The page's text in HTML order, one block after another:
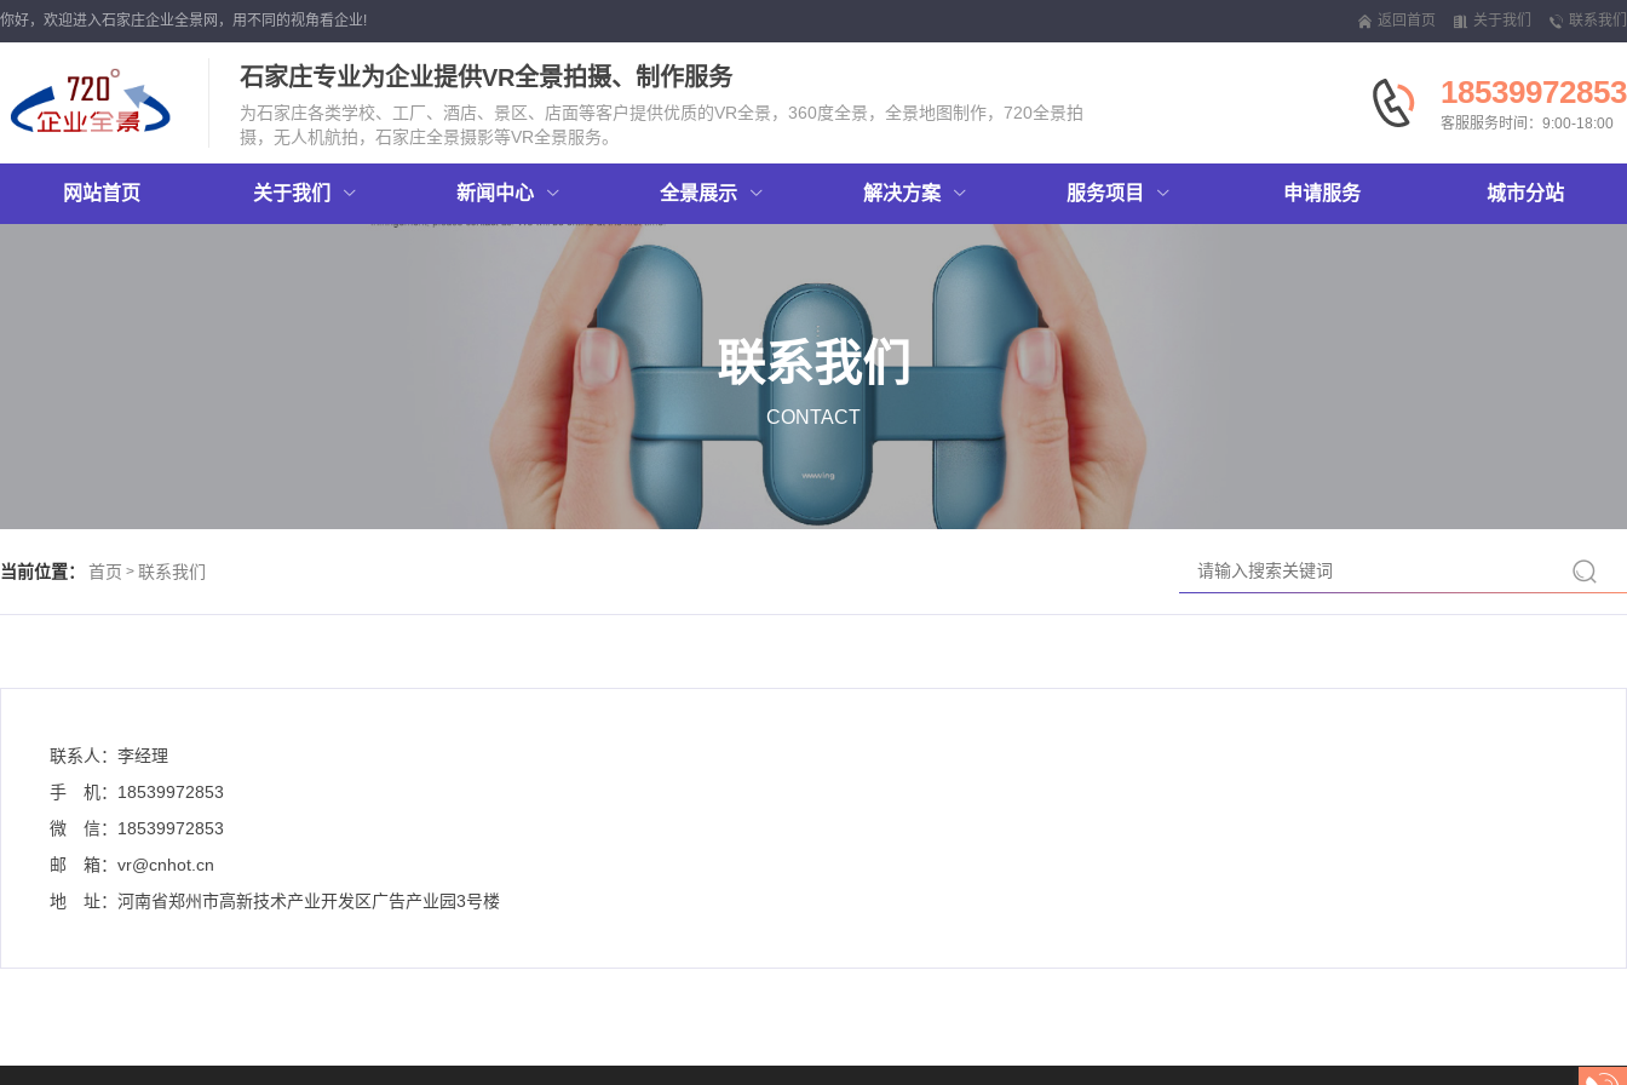
你好，欢迎进入石家庄企业全景网，用不同的视角看企业! 返回首页 关于我们 联系我们
石家庄专业为企业提供VR全景拍摄、制作服务
为石家庄各类学校、工厂、酒店、景区、店面等客户提供优质的VR全景，360度全景，全景地图制作，720全景拍
摄，无人机航拍，石家庄全景摄影等VR全景服务。
18539972853
客服服务时间：9:00-18:00
网站首页 关于我们 新闻中心 全景展示 解决方案 服务项目 申请服务 城市分站
联系我们
CONTACT
当前位置： 首页 > 联系我们
联系人：李经理
手 机：18539972853
微 信：18539972853
邮 箱：vr@cnhot.cn
地 址：河南省郑州市高新技术产业开发区广告产业园3号楼